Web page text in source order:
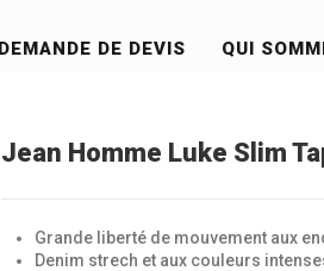
DEMANDE DE DEVIS QUI
Jean Homme Luke Slim
Grande liberté de mouvement aux
Denim strech et aux couleurs